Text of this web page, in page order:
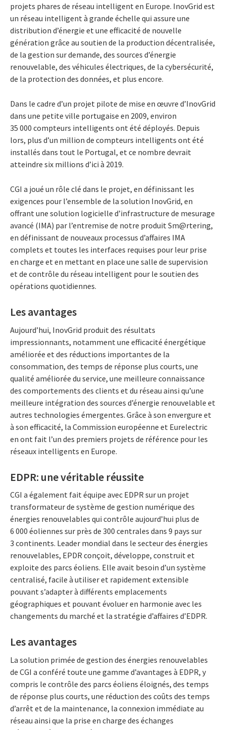
projets phares de réseau intelligent en Europe. InovGrid est
un réseau intelligent à grande échelle qui assure une
distribution d’énergie et une efficacité de nouvelle
génération grâce au soutien de la production décentralisée,
de la gestion sur demande, des sources d’énergie
renouvelable, des véhicules électriques, de la cybersécurité,
de la protection des données, et plus encore.
Dans le cadre d’un projet pilote de mise en œuvre d’InovGrid
dans une petite ville portugaise en 2009, environ
35 000 compteurs intelligents ont été déployés. Depuis
lors, plus d’un million de compteurs intelligents ont été
installés dans tout le Portugal, et ce nombre devrait
atteindre six millions d’ici à 2019.
CGI a joué un rôle clé dans le projet, en définissant les
exigences pour l’ensemble de la solution InovGrid, en
offrant une solution logicielle d’infrastructure de mesurage
avancé (IMA) par l’entremise de notre produit Sm@rtering,
en définissant de nouveaux processus d’affaires IMA
complets et toutes les interfaces requises pour leur prise
en charge et en mettant en place une salle de supervision
et de contrôle du réseau intelligent pour le soutien des
opérations quotidiennes.
Les avantages
Aujourd’hui, InovGrid produit des résultats
impressionnants, notamment une efficacité énergétique
améliorée et des réductions importantes de la
consommation, des temps de réponse plus courts, une
qualité améliorée du service, une meilleure connaissance
des comportements des clients et du réseau ainsi qu’une
meilleure intégration des sources d’énergie renouvelable et
autres technologies émergentes. Grâce à son envergure et
à son efficacité, la Commission européenne et Eurelectric
en ont fait l’un des premiers projets de référence pour les
réseaux intelligents en Europe.
EDPR: une véritable réussite
CGI a également fait équipe avec EDPR sur un projet
transformateur de système de gestion numérique des
énergies renouvelables qui contrôle aujourd’hui plus de
6 000 éoliennes sur près de 300 centrales dans 9 pays sur
3 continents. Leader mondial dans le secteur des énergies
renouvelables, EPDR conçoit, développe, construit et
exploite des parcs éoliens. Elle avait besoin d’un système
centralisé, facile à utiliser et rapidement extensible
pouvant s’adapter à différents emplacements
géographiques et pouvant évoluer en harmonie avec les
changements du marché et la stratégie d’affaires d’EDPR.
Les avantages
La solution primée de gestion des énergies renouvelables
de CGI a conféré toute une gamme d’avantages à EDPR, y
compris le contrôle des parcs éoliens éloignés, des temps
de réponse plus courts, une réduction des coûts des temps
d’arrêt et de la maintenance, la connexion immédiate au
réseau ainsi que la prise en charge des échanges